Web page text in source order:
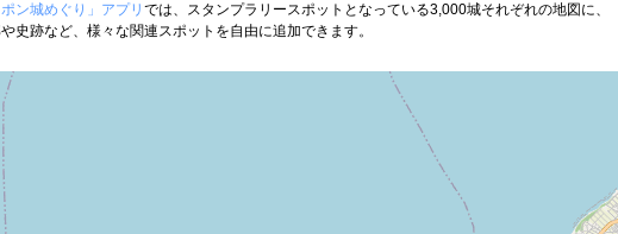
ポン城めぐり」アプリ では、スタンプラリースポットとなっている3,000城それぞれの地図に、
史跡など、様々な関連スポットを自由に追加できます。